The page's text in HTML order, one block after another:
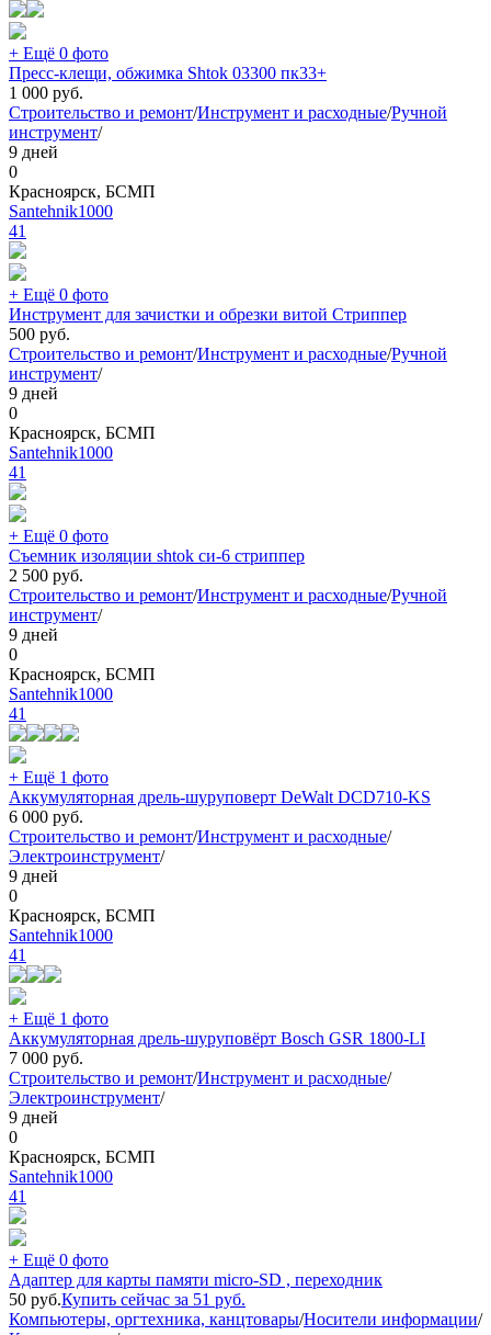
+ Ещё 0 фото
Пресс-клещи, обжимка Shtok 03300 пк33+
1 000 руб.
Строительство и ремонт/Инструмент и расходные/Ручной
инструмент/
9 дней
0
Красноярск, БСМП
Santehnik1000
41
+ Ещё 0 фото
Инструмент для зачистки и обрезки витой Стриппер
500 руб.
Строительство и ремонт/Инструмент и расходные/Ручной
инструмент/
9 дней
0
Красноярск, БСМП
Santehnik1000
41
+ Ещё 0 фото
Съемник изоляции shtok си-6 стриппер
2 500 руб.
Строительство и ремонт/Инструмент и расходные/Ручной
инструмент/
9 дней
0
Красноярск, БСМП
Santehnik1000
41
+ Ещё 1 фото
Аккумуляторная дрель-шуруповерт DeWalt DCD710-KS
6 000 руб.
Строительство и ремонт/Инструмент и расходные/
Электроинструмент/
9 дней
0
Красноярск, БСМП
Santehnik1000
41
+ Ещё 1 фото
Аккумуляторная дрель-шуруповёрт Bosch GSR 1800-LI
7 000 руб.
Строительство и ремонт/Инструмент и расходные/
Электроинструмент/
9 дней
0
Красноярск, БСМП
Santehnik1000
41
+ Ещё 0 фото
Адаптер для карты памяти micro-SD , переходник
50 руб.Купить сейчас за 51 руб.
Компьютеры, оргтехника, канцтовары/Носители информации/